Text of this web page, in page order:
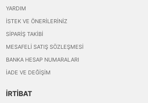
YARDIM
İSTEK VE ÖNERILERINIZ
SIPARIŞ TAKIBI
MESAFELI SATIŞ SÖZLEŞMESI
BANKA HESAP NUMARALARI
İADE VE DEĞIŞIM
İRTİBAT